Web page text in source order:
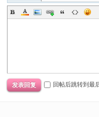
发表回复 回帖后跳转到最